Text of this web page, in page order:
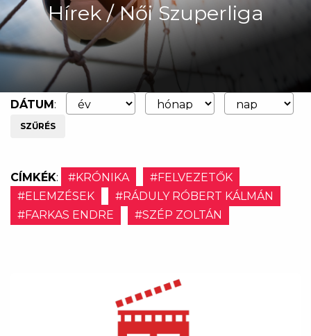
Hírek / Női Szuperliga
DÁTUM:
SZŰRÉS
CÍMKÉK: #KRÓNIKA
#FELVEZETŐK
#ELEMZÉSEK
#RÁDULY RÓBERT KÁLMÁN
#FARKAS ENDRE
#SZÉP ZOLTÁN